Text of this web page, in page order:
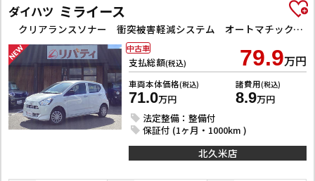
ダイハツ ミライース
クリアランスソナー 衝突被害軽減システム オートマチックハイビーム オートライト アイドリングストップ CVT ESC CD ミュージックプレイヤー接続可 エアコン パワーステアリング
支払総額(税込) 79.9万円
車両本体価格(税込)
71.0万円
諸費用(税込)
8.9万円
法定整備：整備付
保証付 (1ヶ月・1000km )
中古車
北久米店